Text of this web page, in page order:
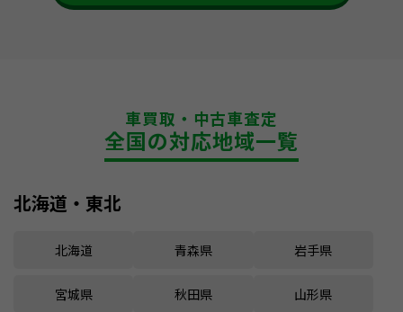
車買取・中古車査定
全国の対応地域一覧
北海道・東北
北海道 青森県 岩手県
宮城県 秋田県 山形県